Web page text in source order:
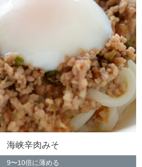
海峡辛肉みそ
9〜10倍に薄める